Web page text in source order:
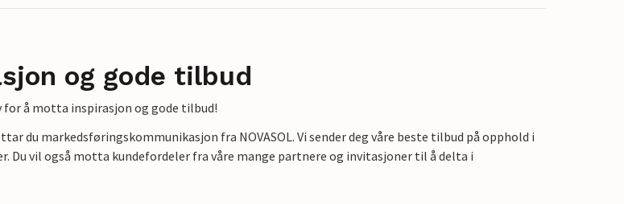
og gode tilbud
å motta inspirasjon og gode tilbud!
du markedsføringskommunikasjon fra NOVASOL. Vi sender deg våre beste tilbud på opphold i
Du vil også motta kundefordeler fra våre mange partnere og invitasjoner til å delta i